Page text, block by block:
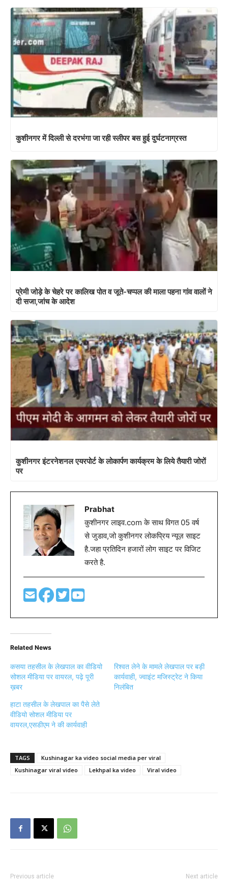
कुशीनगर में दिल्ली से दरभंगा जा रही स्लीपर बस हुई दुर्घटनाग्रस्त
प्रेमी जोड़े के चेहरे पर कालिख पोत व जूते-चप्पल की माला पहना गांव वालों ने
दी सजा,जांच के आदेश
कुशीनगर इंटरनेशनल एयरपोर्ट के लोकार्पण कार्यक्रम के लिये तैयारी जोरों
पर
Prabhat
कुशीनगर लाइव.com के साथ विगत 05 वर्ष
से जुडाव,जो कुशीनगर लोकप्रिय न्यूज़ साइट
है.जहा प्रतिदिन हजारों लोग साइट पर विजिट
करते है.
Related News
कसया तहसील के लेखपाल का वीडियो
सोशल मीडिया पर वायरल, पढ़े पूरी
ख़बर
रिश्वत लेने के मामले लेखपाल पर बड़ी
कार्यवाही, ज्वाइंट मजिस्ट्रेट ने किया
निलंबित
हाटा तहसील के लेखपाल का पैसे लेते
वीडियो सोशल मीडिया पर
वायरल,एसडीएम ने की कार्यवाही
TAGS
Kushinagar ka video social media per viral
Kushinagar viral video
Lekhpal ka video Viral video
Previous article Next article